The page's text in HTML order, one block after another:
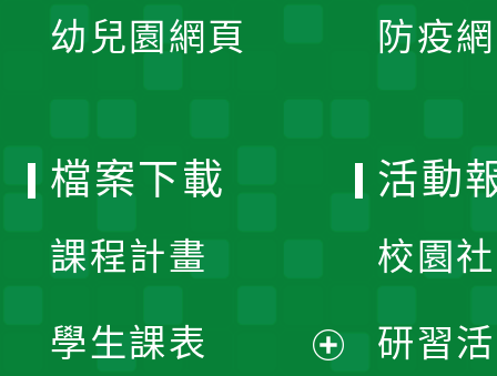
幼兒園網頁 防疫
檔案下載
課程計畫
學生課表
活動
校園
研習